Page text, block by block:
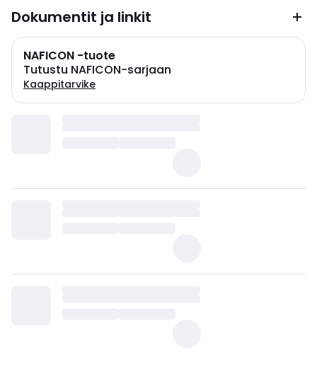
Dokumentit ja linkit
NAFICON -tuote
Tutustu NAFICON-sarjaan
Kaappitarvike